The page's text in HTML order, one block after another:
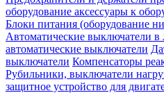
оборудование аксессуары к
Блоки питания (оборудование
Автоматические выключатели в
автоматические выключатели
выключатели Компенсаторы
Рубильники, выключатели
защитное устройство для